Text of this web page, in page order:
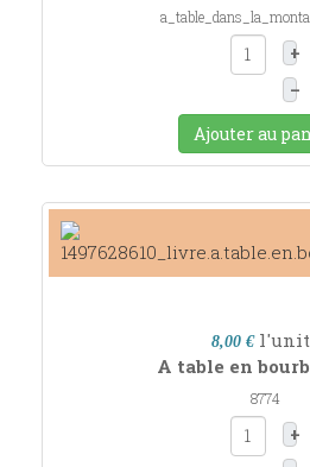
+
–
Ajouter au
8,00 €
A table en
8774
+